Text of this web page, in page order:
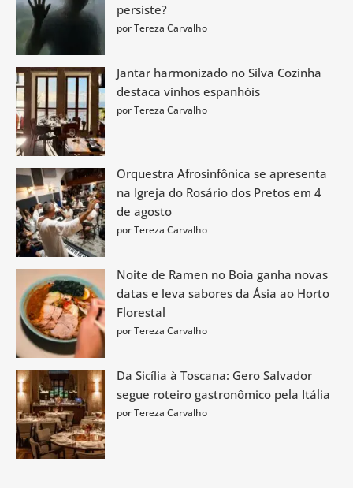
persiste?
por Tereza Carvalho
Jantar harmonizado no Silva Cozinha
destaca vinhos espanhóis
por Tereza Carvalho
Orquestra Afrosinfônica se apresenta
na Igreja do Rosário dos Pretos em 4
de agosto
por Tereza Carvalho
Noite de Ramen no Boia ganha novas
datas e leva sabores da Ásia ao Horto
Florestal
por Tereza Carvalho
Da Sicília à Toscana: Gero Salvador
segue roteiro gastronômico pela Itália
por Tereza Carvalho